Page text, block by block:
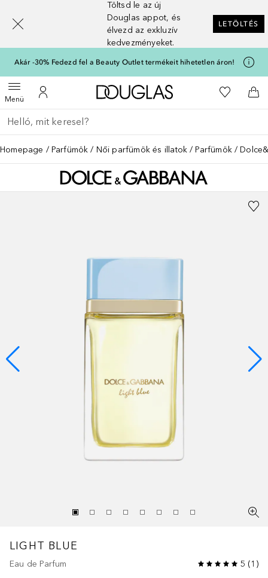
Töltsd le az új
Douglas appot, és
élvezd az exkluzív
kedvezményeket.
LETÖLTÉS
Akár -30% Fedezd fel a Beauty Outlet termékeit hihetetlen áron!
MenüMenü megnyitása
A fiókomhoz
A Douglas Főoldalra
A
Menj vissza
Keresés végrehajtása
Homepage Parfümök Női parfümök és illatok Parfümök
LIGHT BLUE
Eau de Parfum 5 (1 )
[navigation.slideout.screenreader]